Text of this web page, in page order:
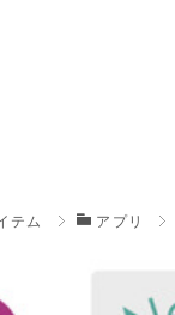
テム アプリ